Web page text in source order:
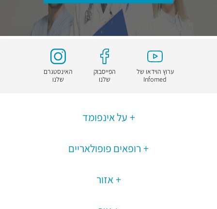
ערוץ הוידאו של
Infomed
הפייסבוק
שלנו
האינסטגרם
שלנו
על אינפומד
רופאים פופולאריים
אזור